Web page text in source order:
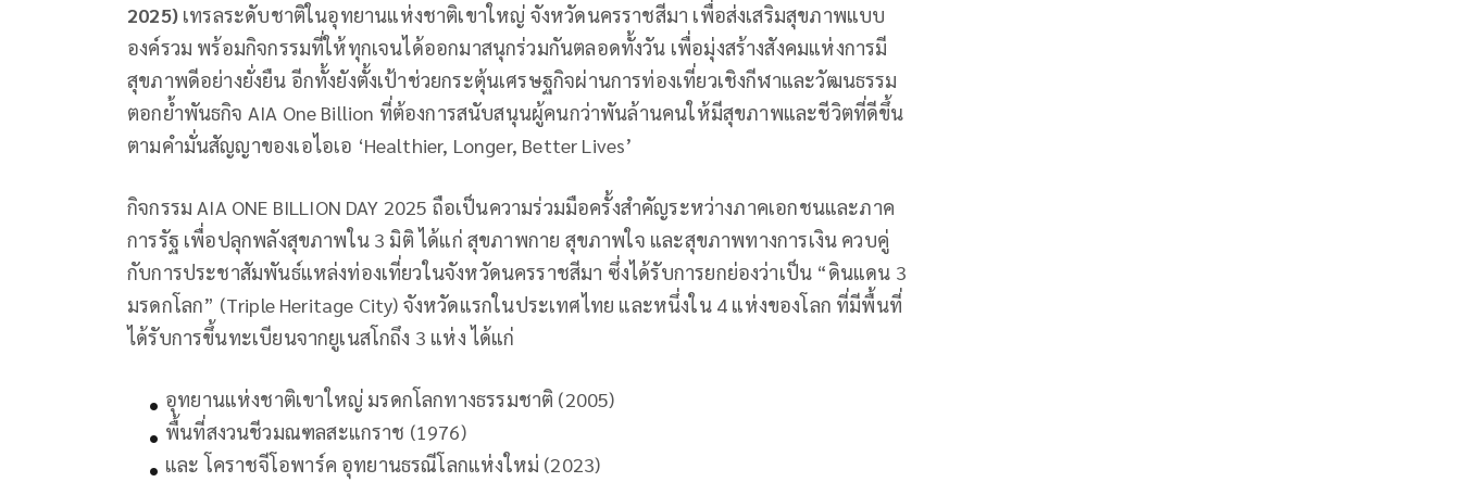
2025) เทรลระดับชาติในอุทยานแห่งชาติเขาใหญ่ จังหวัดนครราชสีมา เพื่อส่งเสริมสุขภาพแบบ
องค์รวม พร้อมกิจกรรมที่ให้ทุกเจนได้ออกมาสนุกร่วมกันตลอดทั้งวัน เพื่อมุ่งสร้างสังคมแห่งการมี
สุขภาพดีอย่างยั่งยืน อีกทั้งยังตั้งเป้าช่วยกระตุ้นเศรษฐกิจผ่านการท่องเที่ยวเชิงกีฬาและวัฒนธรรม
ตอกย้ำพันธกิจ AIA One Billion ที่ต้องการสนับสนุนผู้คนกว่าพันล้านคนให้มีสุขภาพและชีวิตที่ดีขึ้น
ตามคำมั่นสัญญาของเอไอเอ ‘Healthier, Longer, Better Lives’
กิจกรรม AIA ONE BILLION DAY 2025 ถือเป็นความร่วมมือครั้งสำคัญระหว่างภาคเอกชนและภาค
การรัฐ เพื่อปลุกพลังสุขภาพใน 3 มิติ ได้แก่ สุขภาพกาย สุขภาพใจ และสุขภาพทางการเงิน ควบคู่
กับการประชาสัมพันธ์แหล่งท่องเที่ยวในจังหวัดนครราชสีมา ซึ่งได้รับการยกย่องว่าเป็น “ดินแดน 3
มรดกโลก” (Triple Heritage City) จังหวัดแรกในประเทศไทย และหนึ่งใน 4 แห่งของโลก ที่มีพื้นที่
ได้รับการขึ้นทะเบียนจากยูเนสโกถึง 3 แห่ง ได้แก่
อุทยานแห่งชาติเขาใหญ่ มรดกโลกทางธรรมชาติ (2005)
พื้นที่สงวนชีวมณฑลสะแกราช (1976)
และ โคราชจีโอพาร์ค อุทยานธรณีโลกแห่งใหม่ (2023)